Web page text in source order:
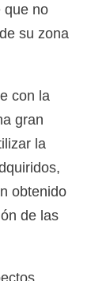
que no
su zona
con la
gran
la
obtenido
de las